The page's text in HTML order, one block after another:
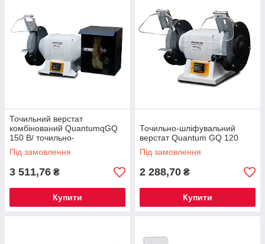
Точильний верстат
комбінований QuantumqGQ
150 B/ точильно-
шліфувальний
Під замовлення
3 511,76 ₴
Купити
Точильно-шліфувальний
верстат Quantum GQ 120
Під замовлення
2 288,70 ₴
Купити